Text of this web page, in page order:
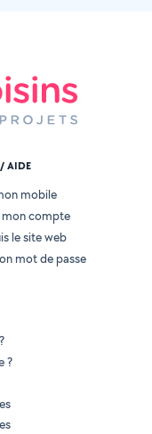
/ AIDE
mobile
mon compte
le site web
mot de passe
?